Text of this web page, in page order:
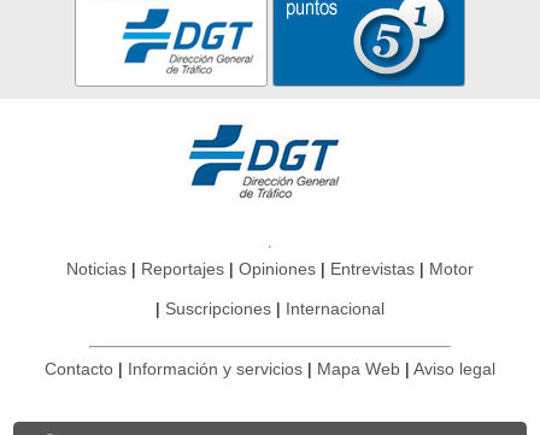
Noticias Reportajes Opiniones Entrevistas Motor
Suscripciones Internacional
Contacto Información y servicios Mapa Web Aviso legal